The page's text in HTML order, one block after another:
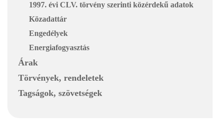
1997. évi CLV. törvény szerinti közérdekű adatok
Közadattár
Engedélyek
Energiafogyasztás
Árak
Törvények, rendeletek
Tagságok, szövetségek